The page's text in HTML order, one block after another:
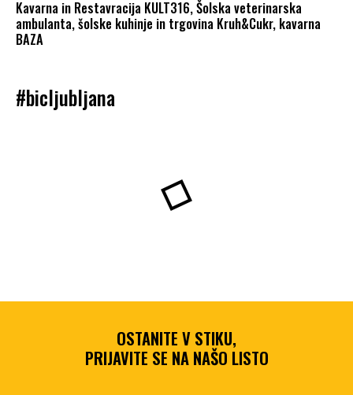
Kavarna in Restavracija KULT316, Šolska veterinarska
ambulanta, šolske kuhinje in trgovina Kruh&Cukr, kavarna
BAZA
#bicljubljana
OSTANITE V STIKU,
PRIJAVITE SE NA NAŠO LISTO